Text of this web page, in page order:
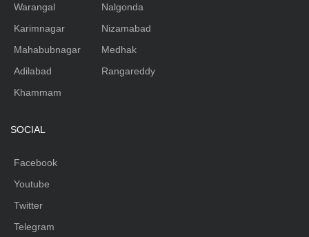
Warangal
Karimnagar
Mahabubnagar
Adilabad
Khammam
Nalgonda
Nizamabad
Medhak
Rangareddy
SOCIAL
Facebook
Youtube
Twitter
Telegram